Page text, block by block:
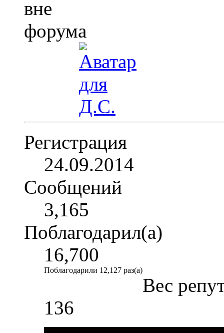
Регистрация
24.09.2014
Сообщений
3,165
Поблагодарил(а)
16,700
Поблагодарили 12,127 раз(а)
Вес
136